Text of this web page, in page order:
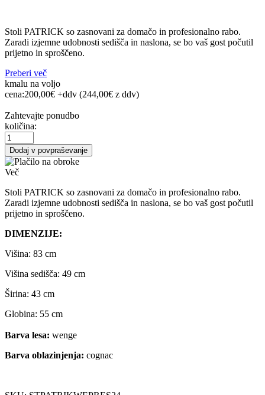
Stoli PATRICK so zasnovani za domačo in profesionalno rabo.
Zaradi izjemne udobnosti sedišča in naslona, se bo vaš gost počutil
prijetno in sproščeno.
Preberi več
kmalu na voljo
cena:200,00€ +ddv (244,00€ z ddv)
Zahtevajte ponudbo
količina:
Dodaj v povpraševanje
Več
Stoli PATRICK so zasnovani za domačo in profesionalno rabo.
Zaradi izjemne udobnosti sedišča in naslona, se bo vaš gost počutil
prijetno in sproščeno.
DIMENZIJE:
Višina: 83 cm
Višina sedišča: 49 cm
Širina: 43 cm
Globina: 55 cm
Barva lesa: wenge
Barva oblazinjenja: cognac